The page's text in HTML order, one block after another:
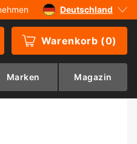
Deutschland
Sverige
Suomi
Warenkorb (0)
Marken Magazin